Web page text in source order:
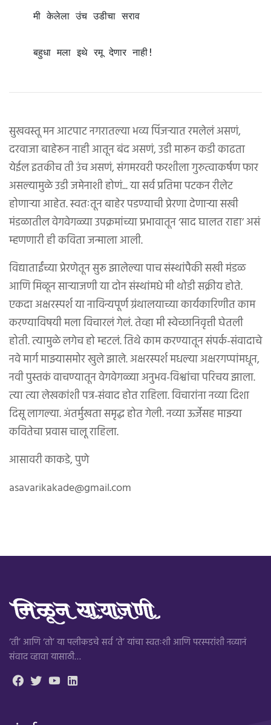
    मी केलेला उंच उडीचा सराव
    बहुधा मला इथे रमू देणार नाही!
सुखवस्तू मन आटपाट नगरातल्या भव्य पिंजर्‍यात रमलेलं असणं,
दरवाजा बाहेरून नाही आतून बंद असणं, उडी मारून कडी काढता
येईल इतकीच ती उंच असणं, संगमरवरी फरशीला गुरुत्वाकर्षण फार
असल्यामुळे उडी जमेनाशी होणं... या सर्व प्रतिमा पटकन रीलेट
होणार्‍या आहेत. स्वतःतून बाहेर पडण्याची प्रेरणा देणार्‍या सखी
मंडळातील वेगवेगळ्या उपक्रमांच्या प्रभावातून ‘साद घालत राहा’ असं
म्हणणारी ही कविता जन्माला आली.
विद्याताईंच्या प्रेरणेतून सुरू झालेल्या पाच संस्थांपैकी सखी मंडळ
आणि मिळून सार्‍याजणी या दोन संस्थांमधे मी थोडी सक्रीय होते.
एकदा अक्षरस्पर्श या नाविन्यपूर्ण ग्रंथालयाच्या कार्यकारिणीत काम
करण्याविषयी मला विचारलं गेलं. तेव्हा मी स्वेच्छानिवृत्ती घेतली
होती. त्यामुळे लगेच हो म्हटलं. तिथे काम करण्यातून संपर्क-संवादाचे
नवे मार्ग माझ्यासमोर खुले झाले. अक्षरस्पर्श मधल्या अक्षरगप्पांमधून,
नवी पुस्तकं वाचण्यातून वेगवेगळ्या अनुभव-विश्वांचा परिचय झाला.
त्या त्या लेखकांशी पत्र-संवाद होत राहिला. विचारांना नव्या दिशा
दिसू लागल्या. अंतर्मुखता समृद्ध होत गेली. नव्या ऊर्जेसह माझ्या
कवितेचा प्रवास चालू राहिला.
आसावरी काकडे, पुणे
asavarikakade@gmail.com
‘ती’ आणि ‘तो’ या पलीकडचे सर्व ‘ते’ यांचा स्वतःशी आणि परस्परांशी नव्यानं
संवाद व्हावा यासाठी…